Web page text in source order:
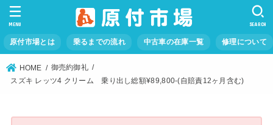
原付市場とは 乗るまでの流れ 中古車の在庫一覧 修理について
SEARCH
MENU
HOME
御売約御礼
スズキ レッツ4 クリーム 乗り出し総額¥89,800-(自賠責12ヶ月含む)